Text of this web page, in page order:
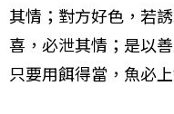
其情；對方好色，若
喜，必泄其情；是以
只要用餌得當，魚必上